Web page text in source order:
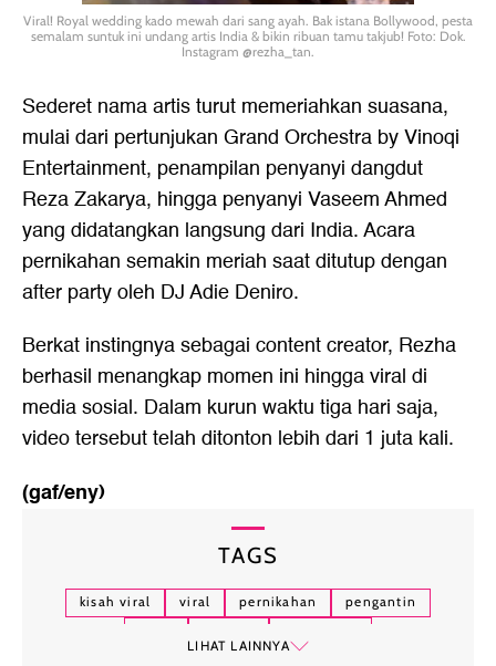
Viral! Royal wedding kado mewah dari sang ayah. Bak istana Bollywood, pesta
semalam suntuk ini undang artis India & bikin ribuan tamu takjub! Foto: Dok.
Instagram @rezha_tan.
Sederet nama artis turut memeriahkan suasana,
mulai dari pertunjukan Grand Orchestra by Vinoqi
Entertainment, penampilan penyanyi dangdut
Reza Zakarya, hingga penyanyi Vaseem Ahmed
yang didatangkan langsung dari India. Acara
pernikahan semakin meriah saat ditutup dengan
after party oleh DJ Adie Deniro.
Berkat instingnya sebagai content creator, Rezha
berhasil menangkap momen ini hingga viral di
media sosial. Dalam kurun waktu tiga hari saja,
video tersebut telah ditonton lebih dari 1 juta kali.
(gaf/eny)
TAGS
kisah viral viral pernikahan
pengantin
LIHAT LAINNYA